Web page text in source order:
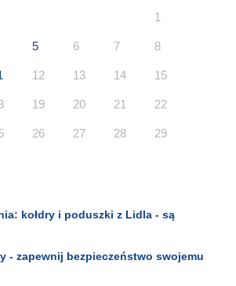
1
5 6 7 8
12 13 14 15
19 20 21 22
26 27 28 29
kołdry i poduszki z Lidla - są
- zapewnij bezpieczeństwo swojemu